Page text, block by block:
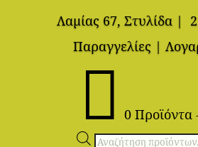
Λαμίας 67, Στυλίδα |
Παραγγελίες |
 0 Προϊόντα
Αναζήτηση